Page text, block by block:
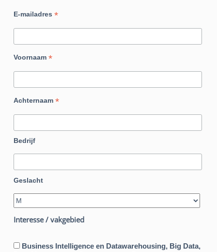
E-mailadres *
Voornaam *
Achternaam *
Bedrijf
Geslacht
Interesse / vakgebied
Business Intelligence en Datawarehousing, Big Data,